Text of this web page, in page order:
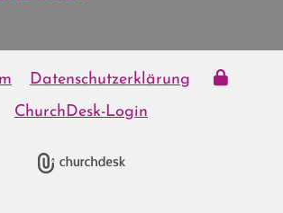
Datenschutzerklärung
ChurchDesk-Login